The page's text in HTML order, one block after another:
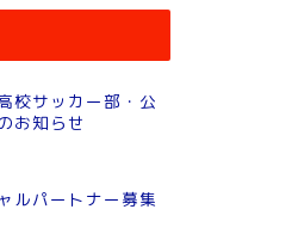
校サッカー部・公
お知らせ
ルパートナー募集